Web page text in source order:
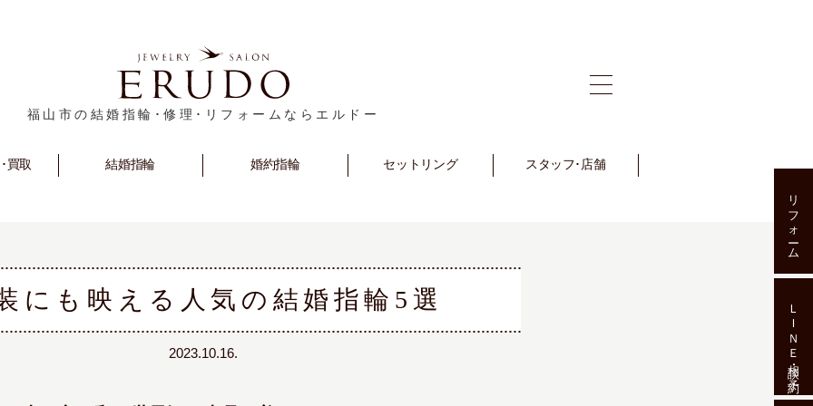
福山市の結婚指輪･修理･リフォームならエルドー
買取 結婚指輪
Marriage 婚約指輪
Engagement セットリング
Set Ring スタッフ･店舗
Staff･Shop
にも映える人気の結婚指輪5選
2023.10.16.
リフォーム
ＬＩＮＥ相談･予約